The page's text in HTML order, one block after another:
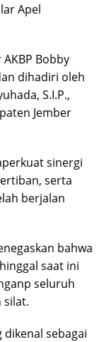
Apel
Bobby
dihadiri oleh
S.I.P.,
Jember
sinergi
serta
berjalan
bahwa
saat ini
seluruh
silat.
dikenal sebagai